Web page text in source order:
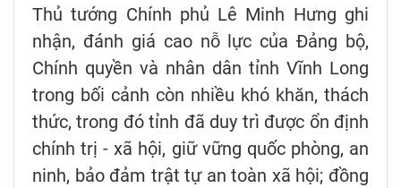
Thủ tướng Chính phủ Lê Minh Hưng ghi
nhận, đánh giá cao nỗ lực của Đảng bộ,
Chính quyền và nhân dân tỉnh Vĩnh Long
trong bối cảnh còn nhiều khó khăn, thách
thức, trong đó tỉnh đã duy trì được ổn định
chính trị - xã hội, giữ vững quốc phòng, an
ninh, bảo đảm trật tự an toàn xã hội; đồng